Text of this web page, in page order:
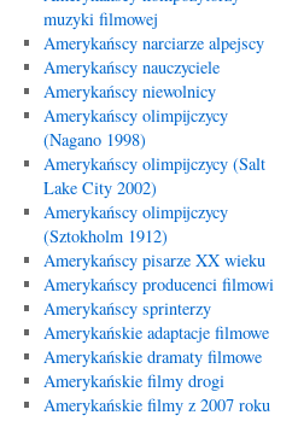
muzyki filmowej
Amerykańscy narciarze alpejscy
Amerykańscy nauczyciele
Amerykańscy niewolnicy
Amerykańscy olimpijczycy
(Nagano 1998)
Amerykańscy olimpijczycy (Salt
Lake City 2002)
Amerykańscy olimpijczycy
(Sztokholm 1912)
Amerykańscy pisarze XX wieku
Amerykańscy producenci filmowi
Amerykańscy sprinterzy
Amerykańskie adaptacje filmowe
Amerykańskie dramaty filmowe
Amerykańskie filmy drogi
Amerykańskie filmy z 2007 roku